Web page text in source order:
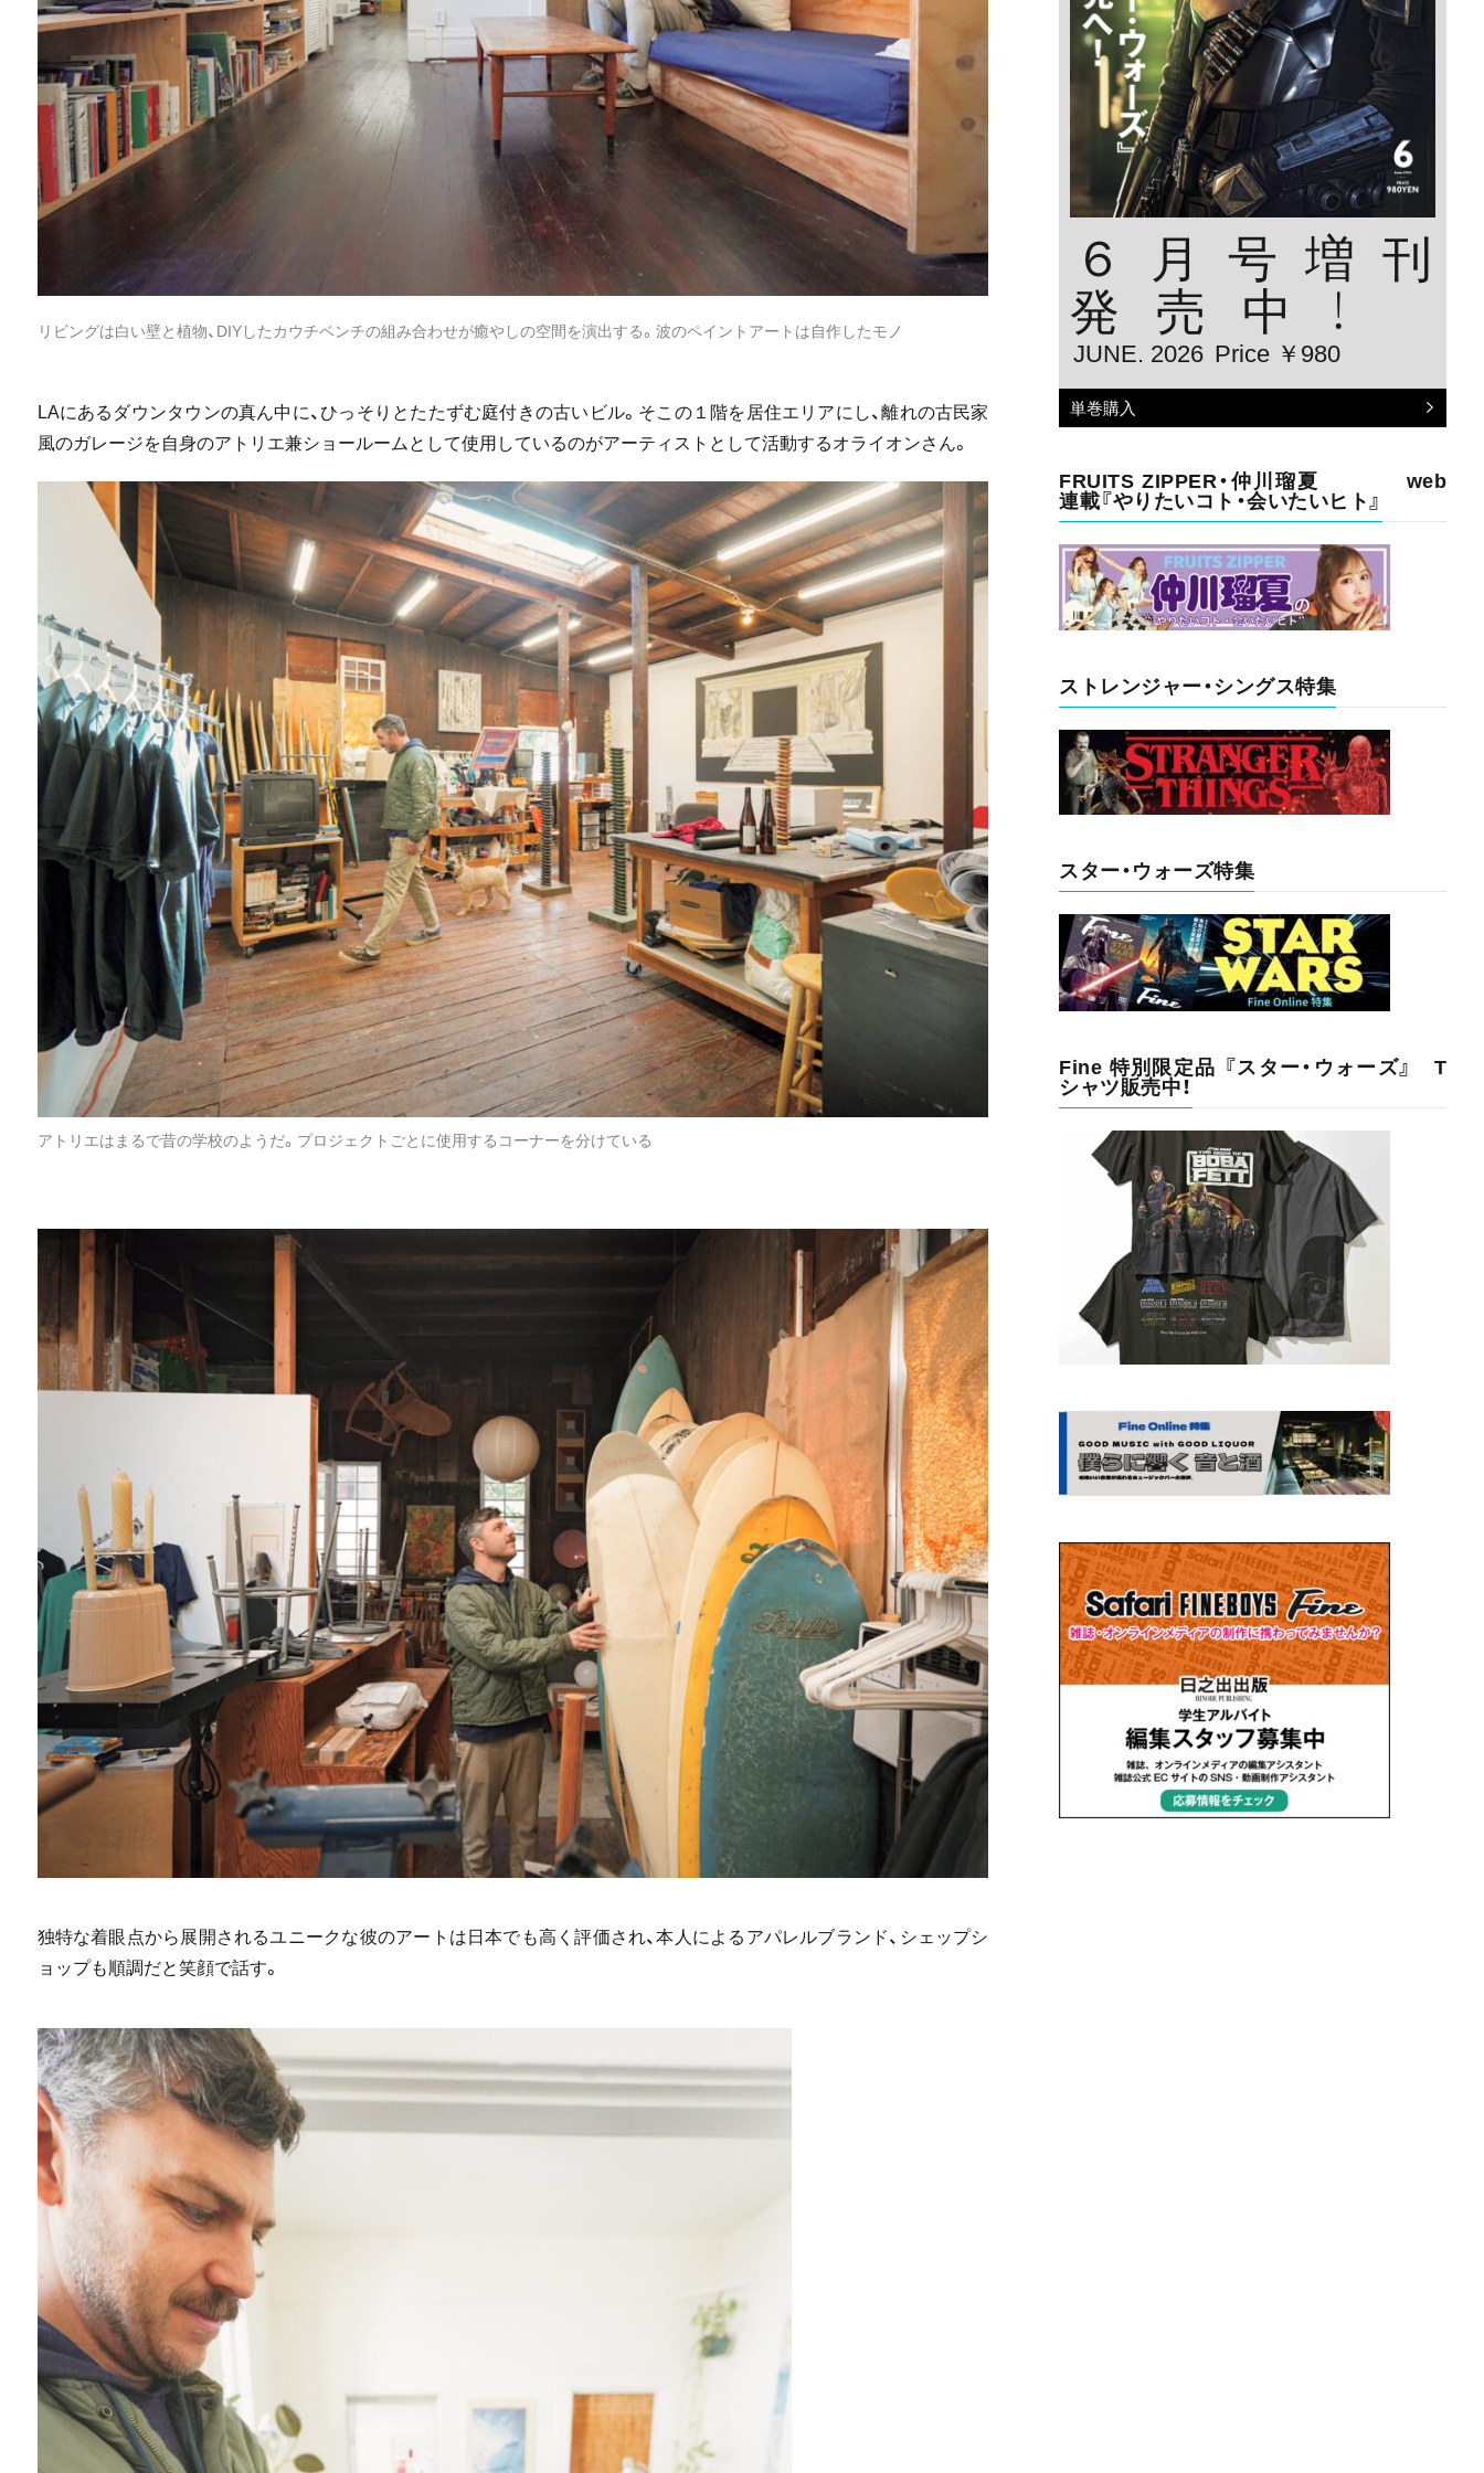
リビングは白い壁と植物、DIYしたカウチベンチの組み合わせが癒やしの空間を演出する。波のペイントアートは自作したモノ
LAにあるダウンタウンの真ん中に、ひっそりとたたずむ庭付きの古いビル。そこの１階を居住エリアにし、離れの古民家
風のガレージを自身のアトリエ兼ショールームとして使用しているのがアーティストとして活動するオライオンさん。
アトリエはまるで昔の学校のようだ。プロジェクトごとに使用するコーナーを分けている
独特な着眼点から展開されるユニークな彼のアートは日本でも高く評価され、本人によるアパレルブランド、シェップシ
ョップも順調だと笑顔で話す。
６月号増刊
発売中！
JUNE. 2026 Price ￥980
単巻購入
FRUITS ZIPPER・仲川瑠夏 web
連載『やりたいコト・会いたいヒト』
ストレンジャー・シングス特集
スター・ウォーズ特集
Fine 特別限定品 『スター・ウォーズ』 T
シャツ販売中！